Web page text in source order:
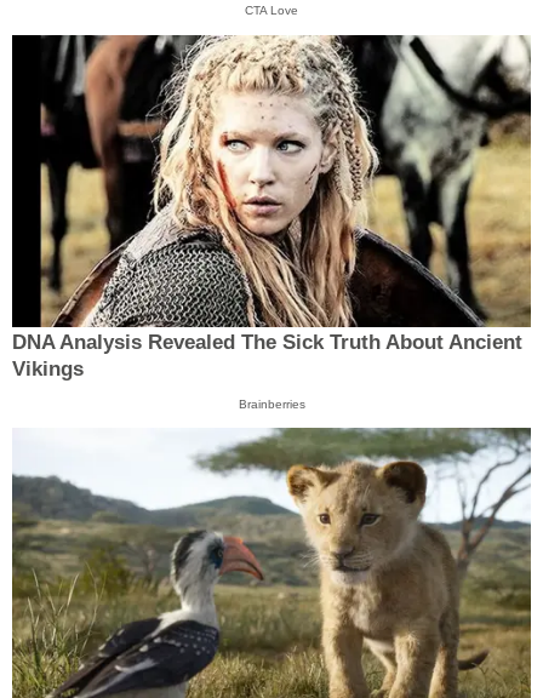
CTA Love
DNA Analysis Revealed The Sick Truth About Ancient
Vikings
Brainberries